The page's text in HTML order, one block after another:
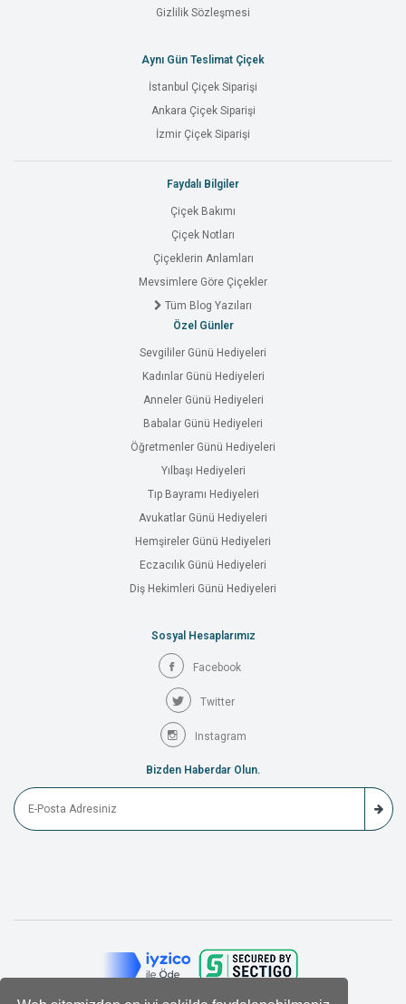
Gizlilik Sözleşmesi
Aynı Gün Teslimat Çiçek
İstanbul Çiçek Siparişi
Ankara Çiçek Siparişi
İzmir Çiçek Siparişi
Faydalı Bilgiler
Çiçek Bakımı
Çiçek Notları
Çiçeklerin Anlamları
Mevsimlere Göre Çiçekler
Tüm Blog Yazıları
Özel Günler
Sevgililer Günü Hediyeleri
Kadınlar Günü Hediyeleri
Anneler Günü Hediyeleri
Babalar Günü Hediyeleri
Öğretmenler Günü Hediyeleri
Yılbaşı Hediyeleri
Tıp Bayramı Hediyeleri
Avukatlar Günü Hediyeleri
Hemşireler Günü Hediyeleri
Eczacılık Günü Hediyeleri
Diş Hekimleri Günü Hediyeleri
Sosyal Hesaplarımız
Facebook
Twitter
Instagram
Bizden Haberdar Olun.